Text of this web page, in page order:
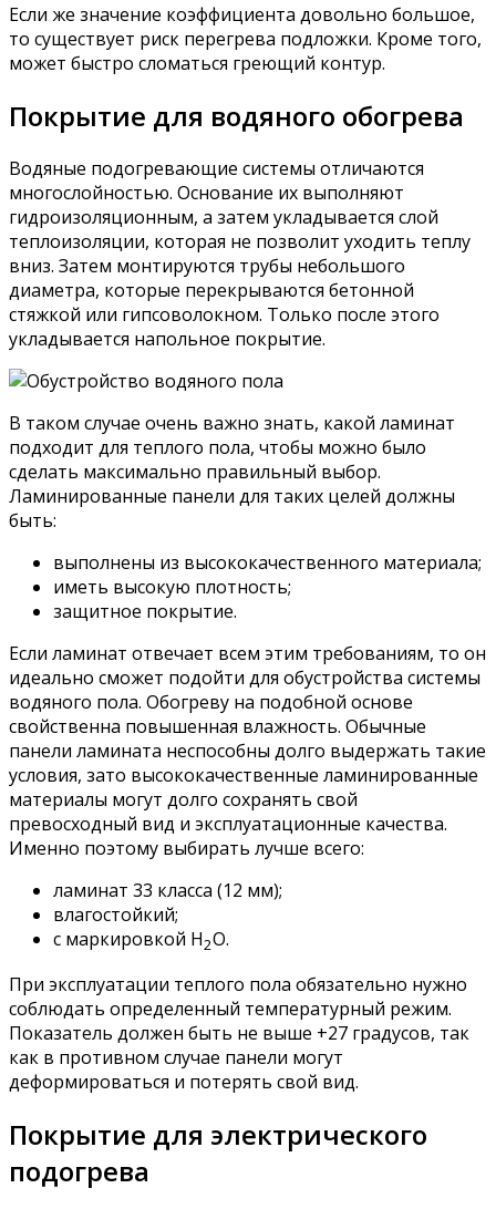
Если же значение коэффициента довольно большое,
то существует риск перегрева подложки. Кроме того,
может быстро сломаться греющий контур.
Покрытие для водяного обогрева
Водяные подогревающие системы отличаются
многослойностью. Основание их выполняют
гидроизоляционным, а затем укладывается слой
теплоизоляции, которая не позволит уходить теплу
вниз. Затем монтируются трубы небольшого
диаметра, которые перекрываются бетонной
стяжкой или гипсоволокном. Только после этого
укладывается напольное покрытие.
В таком случае очень важно знать, какой ламинат
подходит для теплого пола, чтобы можно было
сделать максимально правильный выбор.
Ламинированные панели для таких целей должны
быть:
выполнены из высококачественного материала;
иметь высокую плотность;
защитное покрытие.
Если ламинат отвечает всем этим требованиям, то он
идеально сможет подойти для обустройства системы
водяного пола. Обогреву на подобной основе
свойственна повышенная влажность. Обычные
панели ламината неспособны долго выдержать такие
условия, зато высококачественные ламинированные
материалы могут долго сохранять свой
превосходный вид и эксплуатационные качества.
Именно поэтому выбирать лучше всего:
ламинат 33 класса (12 мм);
влагостойкий;
с маркировкой H2O.
При эксплуатации теплого пола обязательно нужно
соблюдать определенный температурный режим.
Показатель должен быть не выше +27 градусов, так
как в противном случае панели могут
деформироваться и потерять свой вид.
Покрытие для электрического
подогрева